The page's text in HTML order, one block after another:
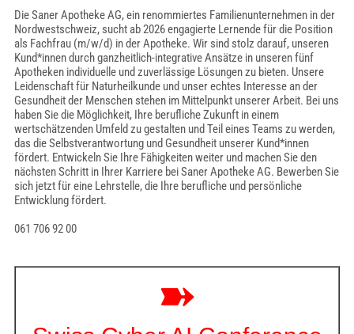
Die Saner Apotheke AG, ein renommiertes Familienunternehmen in der
Nordwestschweiz, sucht ab 2026 engagierte Lernende für die Position
als Fachfrau (m/w/d) in der Apotheke. Wir sind stolz darauf, unseren
Kund*innen durch ganzheitlich-integrative Ansätze in unseren fünf
Apotheken individuelle und zuverlässige Lösungen zu bieten. Unsere
Leidenschaft für Naturheilkunde und unser echtes Interesse an der
Gesundheit der Menschen stehen im Mittelpunkt unserer Arbeit. Bei uns
haben Sie die Möglichkeit, Ihre berufliche Zukunft in einem
wertschätzenden Umfeld zu gestalten und Teil eines Teams zu werden,
das die Selbstverantwortung und Gesundheit unserer Kund*innen
fördert. Entwickeln Sie Ihre Fähigkeiten weiter und machen Sie den
nächsten Schritt in Ihrer Karriere bei Saner Apotheke AG. Bewerben Sie
sich jetzt für eine Lehrstelle, die Ihre berufliche und persönliche
Entwicklung fördert.
061 706 92 00